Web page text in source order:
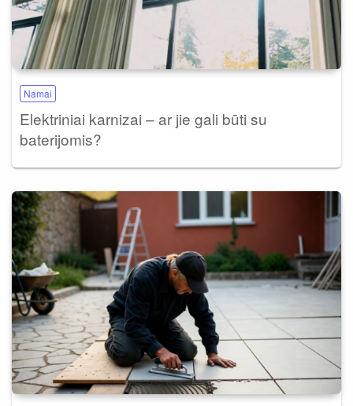
Namai
Elektriniai karnizai – ar jie gali būti su
baterijomis?